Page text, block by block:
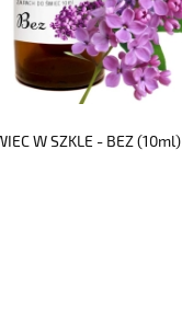
W SZKLE - BEZ (10ml)
do koszyka